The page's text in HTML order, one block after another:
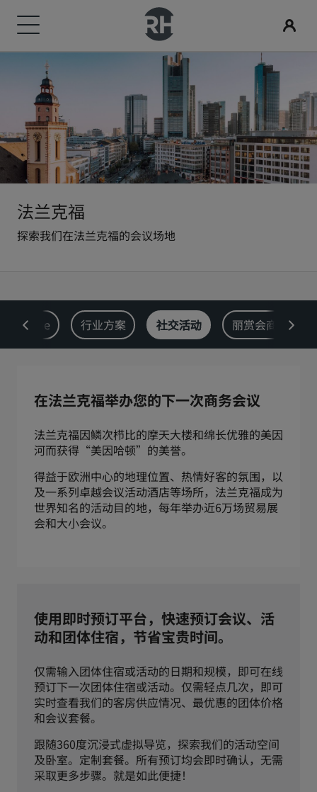
我们的品牌
丽笙酒店集团品牌
丽笙精选 丽笙
丽柏
Prize by Radisson 丽怡
中国附属品牌
锦江
查找酒店
目的地
度假酒店
机场酒店
会议和活动
探索丽笙会议
预订会议空间
活动目的地
搜索航班
搜索航班
餐饮
搜索餐厅
数字服务
丽笙酒店集团应用程序
酒店优惠
探索我们的优惠
初次预订？
提前预订
旅行灵感
家庭友好型酒店
Rad Pets
环保酒店
商务旅客
访问我们的博客
丽赏会
了解丽赏会
会员礼遇
如何赚取积分
法兰克福
探索我们在法兰克福的会议场地
Machine 行业方案 社交活动 丽赏会商务计划
在法兰克福举办您的下一次商务会议
法兰克福因鳞次栉比的摩天大楼和绵长优雅的美因
河而获得“美因哈顿”的美誉。
得益于欧洲中心的地理位置、热情好客的氛围，以
及一系列卓越会议活动酒店等场所，法兰克福成为
世界知名的活动目的地，每年举办近6万场贸易展
会和大小会议。
使用即时预订平台，快速预订会议、活
动和团体住宿，节省宝贵时间。
仅需输入团体住宿或活动的日期和规模，即可在线
预订下一次团体住宿或活动。仅需轻点几次，即可
实时查看我们的客房供应情况、最优惠的团体价格
和会议套餐。
跟随360度沉浸式虚拟导览，探索我们的活动空间
及卧室。定制套餐。所有预订均会即时确认，无需
采取更多步骤。就是如此便捷！